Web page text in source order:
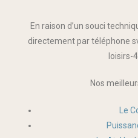
En raison d’un souci
directement par téléphone
loisirs-
Nos
Le